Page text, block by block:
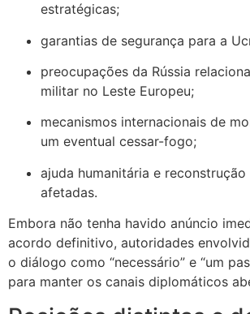
estratégicas;
garantias de segurança para a
preocupações da Rússia
militar no Leste Europeu;
mecanismos internacionais de
um eventual cessar-fogo;
ajuda humanitária e
afetadas.
Embora não tenha havido anúncio
acordo definitivo, autoridades
o diálogo como “necessário” e “um
para manter os canais diplomáticos